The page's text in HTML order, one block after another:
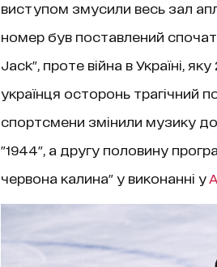
виступом змусили весь зал
номер був поставлений
Jack", проте війна в Україні,
українця осторонь трагічний
спортсмени змінили музику
"1944", а другу половину
червона калина" у виконанні у